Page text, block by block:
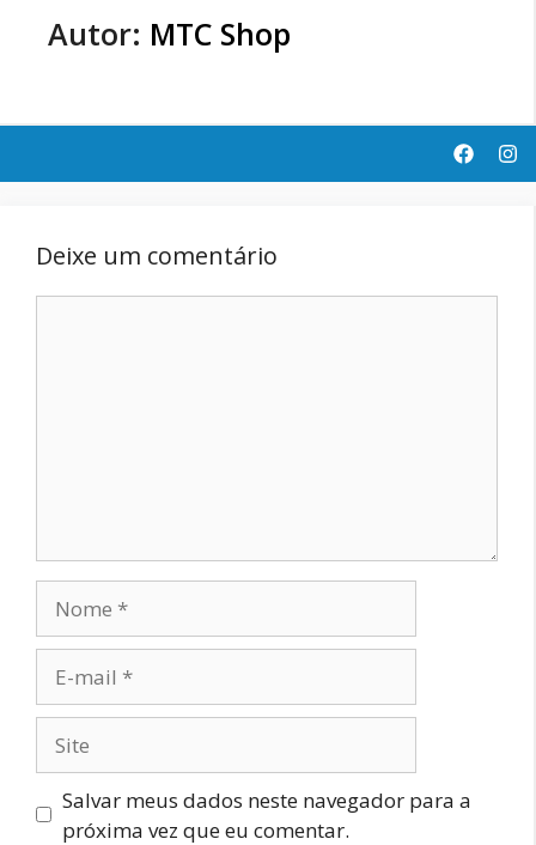
Autor: MTC Shop
Deixe um comentário
mail
Salvar meus dados neste navegador para a
próxima vez que eu comentar.